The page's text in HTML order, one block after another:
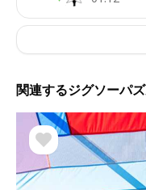
関連するジグソーパ